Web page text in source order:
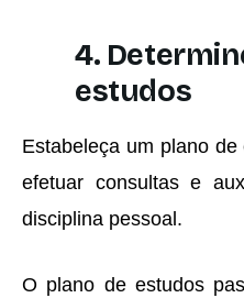
4.
estudos
Estabeleça um plano
efetuar consultas e
disciplina pessoal.
O plano de estudos